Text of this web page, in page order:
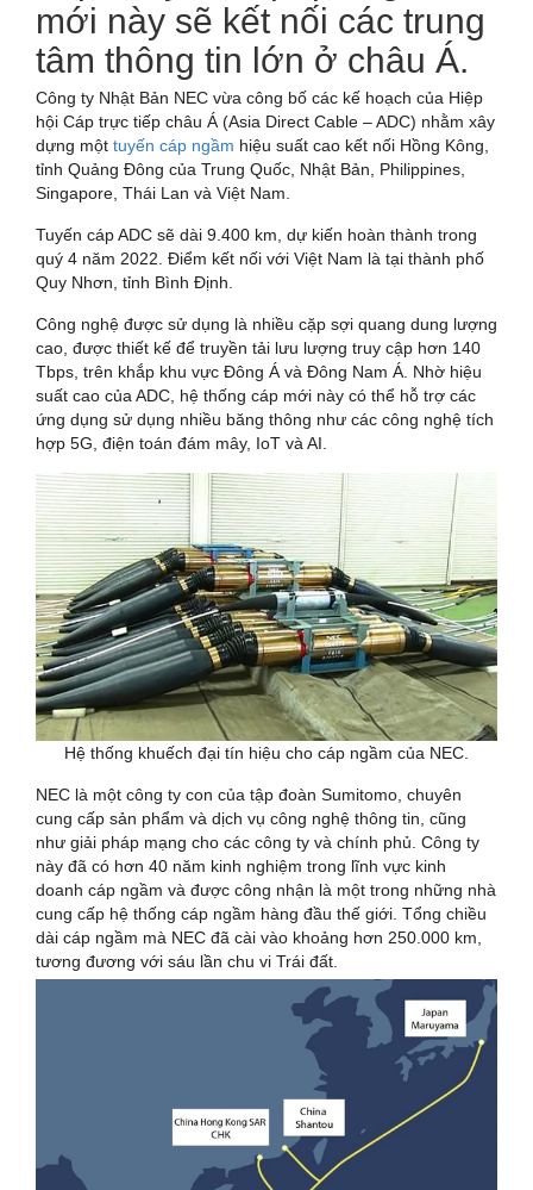
mới này sẽ kết nối các trung
tâm thông tin lớn ở châu Á.
Công ty Nhật Bản NEC vừa công bố các kế hoạch của Hiệp
hội Cáp trực tiếp châu Á (Asia Direct Cable – ADC) nhằm xây
dựng một tuyến cáp ngầm hiệu suất cao kết nối Hồng Kông,
tỉnh Quảng Đông của Trung Quốc, Nhật Bản, Philippines,
Singapore, Thái Lan và Việt Nam.
Tuyến cáp ADC sẽ dài 9.400 km, dự kiến ​​hoàn thành trong
quý 4 năm 2022. Điểm kết nối với Việt Nam là tại thành phố
Quy Nhơn, tỉnh Bình Định.
Công nghệ được sử dụng là nhiều cặp sợi quang dung lượng
cao, được thiết kế để truyền tải lưu lượng truy cập hơn 140
Tbps, trên khắp khu vực Đông Á và Đông Nam Á. Nhờ hiệu
suất cao của ADC, hệ thống cáp mới này có thể hỗ trợ các
ứng dụng sử dụng nhiều băng thông như các công nghệ tích
hợp 5G, điện toán đám mây, IoT và AI.
Hệ thống khuếch đại tín hiệu cho cáp ngầm của NEC.
NEC là một công ty con của tập đoàn Sumitomo, chuyên
cung cấp sản phẩm và dịch vụ công nghệ thông tin, cũng
như giải pháp mạng cho các công ty và chính phủ. Công ty
này đã có hơn 40 năm kinh nghiệm trong lĩnh vực kinh
doanh cáp ngầm và được công nhận là một trong những nhà
cung cấp hệ thống cáp ngầm hàng đầu thế giới. Tổng chiều
dài cáp ngầm mà NEC đã cài vào khoảng hơn 250.000 km,
tương đương với sáu lần chu vi Trái đất.